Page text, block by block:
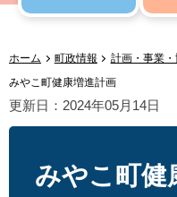
ホーム 町政情報 計画・事業・
みやこ町健康増進計画
更新日：2024年05月14日
みやこ町健